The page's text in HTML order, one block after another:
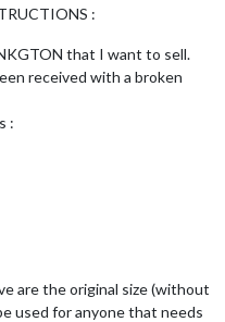
:
that I want to sell.
received with a broken
:
are the original size (without
used for anyone that needs